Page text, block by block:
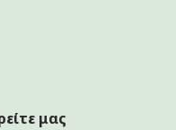
μας